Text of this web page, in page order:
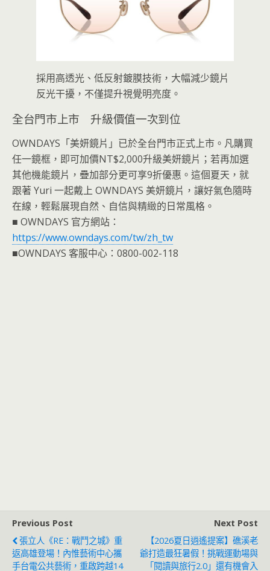
採用高透光、低反射鍍膜技術，大幅減少鏡片
反光干擾，不僅提升視覺明亮度。
全台門市上市 升級價值一次到位
OWNDAYS「美妍鏡片」已於全台門市正式上市。凡購買
任一鏡框，即可加價NT$2,000升級美妍鏡片；若再加選
其他機能鏡片，疊加部分更可享9折優惠。這個夏天，就
跟著 Yuri 一起戴上 OWNDAYS 美妍鏡片，讓好氣色隨時
在線，輕鬆展現自然、自信與精緻的日常風格。
■ OWNDAYS 官方網站：
https://www.owndays.com/tw/zh_tw
■OWNDAYS 客服中心：0800-002-118
Previous Post
張立人《RE：戰鬥之城》重
返高雄登場！內惟藝術中心攜
手台電公共藝術，重啟跨越14
Next Post
【2026夏日逍遙提案】礁溪老
爺打造最狂暑假！挑戰運動場與
「閱讀與旅行2.0」還有機會入